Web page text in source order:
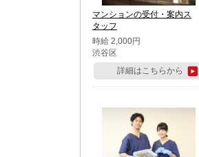
マンションの受付・案内ス
タッフ
時給 2,000円
渋谷区
詳細はこちらから